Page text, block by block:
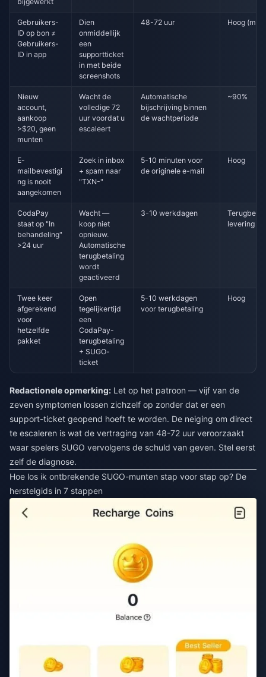
Gebruikers-
ID op bon ≠
Gebruikers-
ID in app
Dien
onmiddellijk
een
supportticket
in met beide
screenshots
48-72 uur Hoog (met
Nieuw
account,
aankoop
>$20, geen
munten
Wacht de
volledige 72
uur voordat u
escaleert
Automatische
bijschrijving binnen
de wachtperiode
~90%
E-
mailbevestigi
ng is nooit
aangekomen
Zoek in inbox
+ spam naar
"TXN-"
5-10 minuten voor
de originele e-mail
Hoog
CodaPay
staat op "In
behandeling"
>24 uur
Wacht —
koop niet
opnieuw.
Automatische
terugbetaling
wordt
geactiveerd
3-10 werkdagen
levering
Twee keer
afgerekend
voor
hetzelfde
pakket
Open
tegelijkertijd
een
CodaPay-
terugbetaling
+ SUGO-
ticket
5-10 werkdagen
voor terugbetaling
Hoog
Redactionele opmerking: Let op het patroon — vijf van de
zeven symptomen lossen zichzelf op zonder dat er een
support-ticket geopend hoeft te worden. De neiging om direct
te escaleren is wat de vertraging van 48-72 uur veroorzaakt
waar spelers SUGO vervolgens de schuld van geven. Stel eerst
zelf de diagnose.
Hoe los ik ontbrekende SUGO-munten stap voor stap op? De
herstelgids in 7 stappen